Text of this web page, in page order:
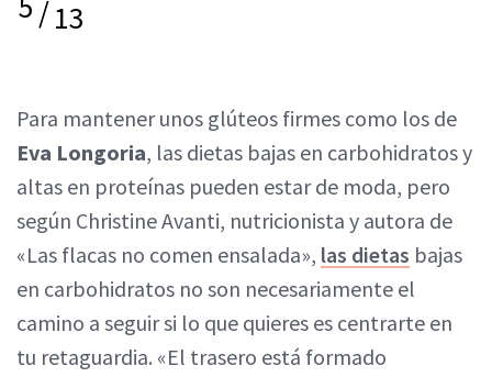
/13
Para mantener unos glúteos firmes como los de
Eva Longoria, las dietas bajas en carbohidratos y
altas en proteínas pueden estar de moda, pero
según Christine Avanti, nutricionista y autora de
«Las flacas no comen ensalada», las dietas bajas
en carbohidratos no son necesariamente el
camino a seguir si lo que quieres es centrarte en
tu retaguardia. «El trasero está formado